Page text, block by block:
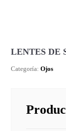
LENTES DE
Categoría:Ojos